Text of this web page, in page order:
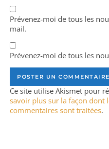
Prévenez-moi de tous les
mail.
Prévenez-moi de tous les
Ce site utilise Akismet pour
savoir plus sur la façon dont
commentaires sont traitées.